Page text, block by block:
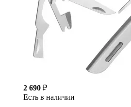
2 690 ₽
Есть в наличии